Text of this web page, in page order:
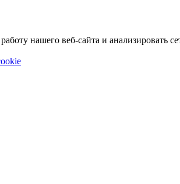
нашего веб-сайта и анализировать